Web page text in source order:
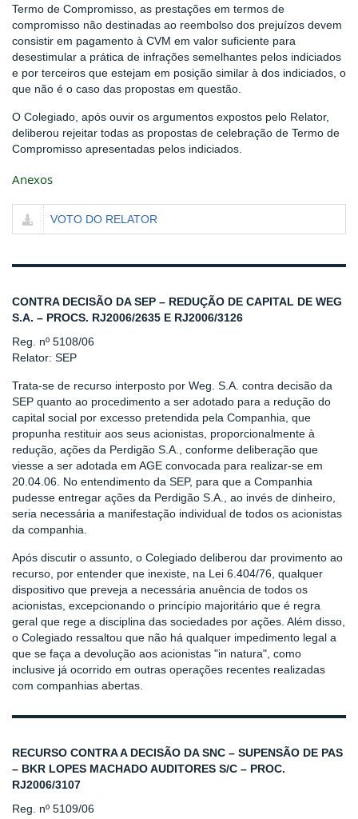
Termo de Compromisso, as prestações em termos de
compromisso não destinadas ao reembolso dos prejuízos devem
consistir em pagamento à CVM em valor suficiente para
desestimular a prática de infrações semelhantes pelos indiciados
e por terceiros que estejam em posição similar à dos indiciados, o
que não é o caso das propostas em questão.
O Colegiado, após ouvir os argumentos expostos pelo Relator,
deliberou rejeitar todas as propostas de celebração de Termo de
Compromisso apresentadas pelos indiciados.
Anexos
VOTO DO RELATOR
CONTRA DECISÃO DA SEP – REDUÇÃO DE CAPITAL DE WEG
S.A. – PROCS. RJ2006/2635 E RJ2006/3126
Reg. nº 5108/06
Relator: SEP
Trata-se de recurso interposto por Weg. S.A. contra decisão da
SEP quanto ao procedimento a ser adotado para a redução do
capital social por excesso pretendida pela Companhia, que
propunha restituir aos seus acionistas, proporcionalmente à
redução, ações da Perdigão S.A., conforme deliberação que
viesse a ser adotada em AGE convocada para realizar-se em
20.04.06. No entendimento da SEP, para que a Companhia
pudesse entregar ações da Perdigão S.A., ao invés de dinheiro,
seria necessária a manifestação individual de todos os acionistas
da companhia.
Após discutir o assunto, o Colegiado deliberou dar provimento ao
recurso, por entender que inexiste, na Lei 6.404/76, qualquer
dispositivo que preveja a necessária anuência de todos os
acionistas, excepcionando o princípio majoritário que é regra
geral que rege a disciplina das sociedades por ações. Além disso,
o Colegiado ressaltou que não há qualquer impedimento legal a
que se faça a devolução aos acionistas "in natura", como
inclusive já ocorrido em outras operações recentes realizadas
com companhias abertas.
RECURSO CONTRA A DECISÃO DA SNC – SUPENSÃO DE PAS
– BKR LOPES MACHADO AUDITORES S/C – PROC.
RJ2006/3107
Reg. nº 5109/06